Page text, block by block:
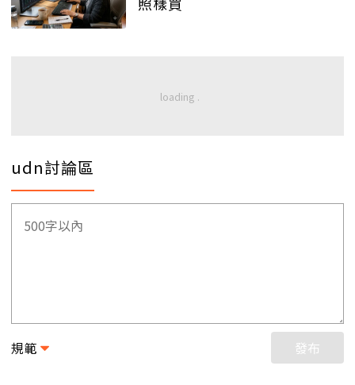
udn討論區
規範 發布